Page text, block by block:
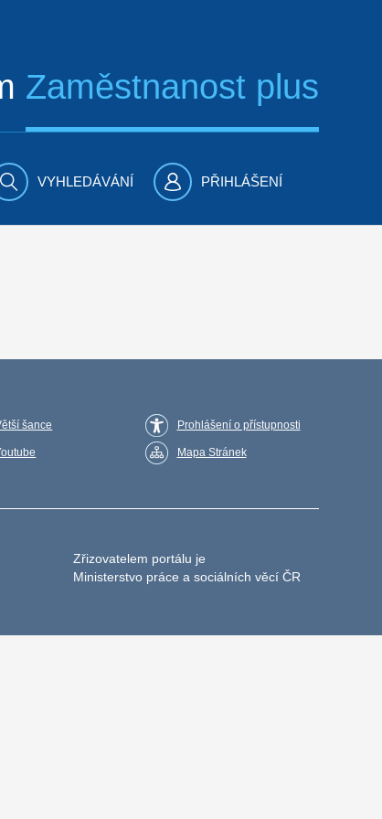
Zaměstnanost plus
VYHLEDÁVÁNÍ PŘIHLÁŠENÍ
šance Prohlášení o přístupnosti
Mapa Stránek
Zřizovatelem portálu je
Ministerstvo práce a sociálních věcí ČR